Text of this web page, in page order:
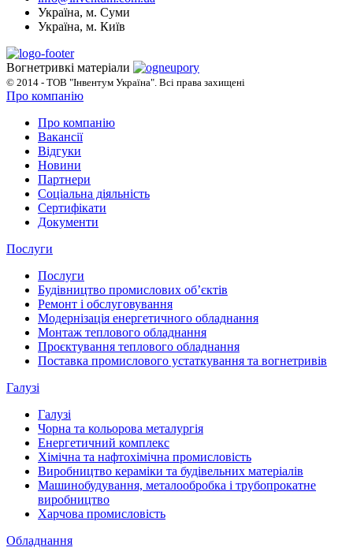
Україна, м. Суми
Україна, м. Київ
Вогнетривкі матеріали
© 2014 - ТОВ "Інвентум Україна". Всі права захищені
Про компанію
Про компанію
Вакансії
Відгуки
Новини
Партнери
Соціальна діяльність
Сертифікати
Документи
Послуги
Послуги
Будівництво промислових обʼєктів
Ремонт і обслуговування
Модернізація енергетичного обладнання
Монтаж теплового обладнання
Проєктування теплового обладнання
Поставка промислового устаткування та вогнетривів
Галузі
Галузі
Чорна та кольорова металургія
Енергетичний комплекс
Хімічна та нафтохімічна промисловість
Виробництво кераміки та будівельних матеріалів
Машинобудування, металообробка і трубопрокатне
виробництво
Харчова промисловість
Обладнання